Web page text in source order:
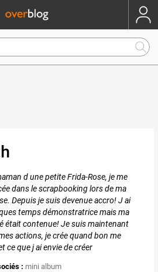
d une petite Frida-Rose, je me
dans le scrapbooking lors de ma
Depuis je suis devenue accro! J ai
temps démonstratrice mais ma
était contenue! Je suis maintenant
actions, je crée quand bon me
ce que j ai envie de créer
: mini album